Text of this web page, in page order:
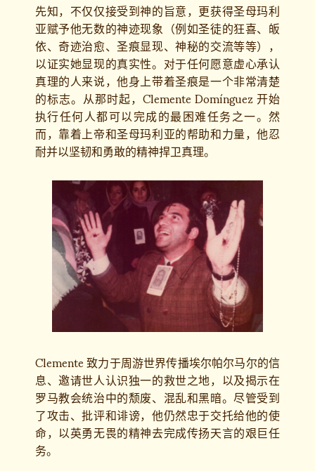
先知，不仅仅接受到神的旨意，更获得圣母玛利
亚赋予他无数的神迹现象（例如圣徒的狂喜、皈
依、奇迹治愈、圣痕显现、神秘的交流等等），
以证实她显现的真实性。对于任何愿意虚心承认
真理的人来说，他身上带着圣痕是一个非常清楚
的标志。从那时起，Clemente Domínguez 开始
执行任何人都可以完成的最困难任务之一。然
而，靠着上帝和圣母玛利亚的帮助和力量，他忍
耐并以坚韧和勇敢的精神捍卫真理。
Clemente 致力于周游世界传播埃尔帕尔马尔的信
息、邀请世人认识独一的救世之地，以及揭示在
罗马教会统治中的颓废、混乱和黑暗。尽管受到
了攻击、批评和诽谤，他仍然忠于交托给他的使
命，以英勇无畏的精神去完成传扬天言的艰巨任
务。